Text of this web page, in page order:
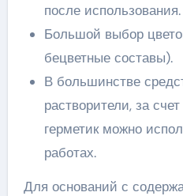
после использования.
Большой выбор
бецветные составы).
В большинстве
растворители, за
герметик можно
работах.
Для оснований с